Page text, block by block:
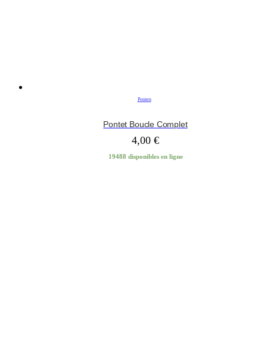
Pontets
Pontet Boucle Complet
4,00 €
19488 disponibles en ligne